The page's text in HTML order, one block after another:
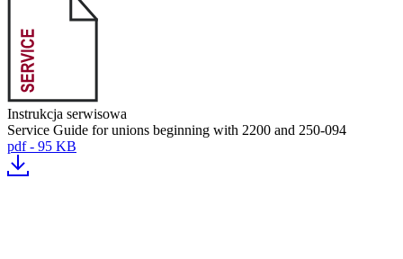
Instrukcja serwisowa
Service Guide for unions beginning with 2200 and 250-094
pdf - 95 KB